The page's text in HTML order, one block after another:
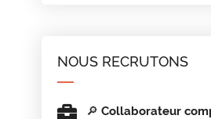
NOUS RECRUTONS
🔎 Collaborateur